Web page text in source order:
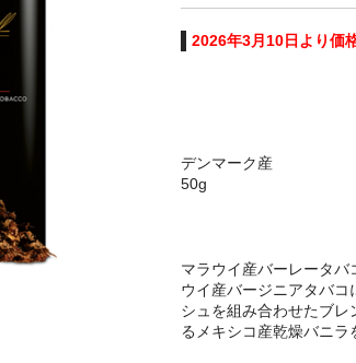
2026年3月10日より価
デンマーク産
50g
マラウイ産バーレータバ
ウイ産バージニアタバコ
シュを組み合わせたブ
るメキシコ産乾燥バニラ